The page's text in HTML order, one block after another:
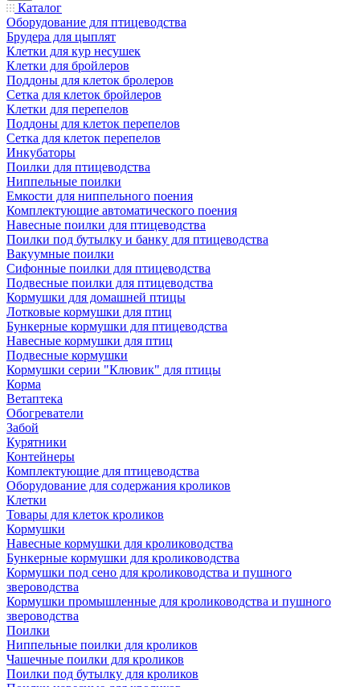
Каталог
Оборудование для птицеводства
Брудера для цыплят
Клетки для кур несушек
Клетки для бройлеров
Поддоны для клеток бролеров
Сетка для клеток бройлеров
Клетки для перепелов
Поддоны для клеток перепелов
Сетка для клеток перепелов
Инкубаторы
Поилки для птицеводства
Ниппельные поилки
Емкости для ниппельного поения
Комплектующие автоматического поения
Навесные поилки для птицеводства
Поилки под бутылку и банку для птицеводства
Вакуумные поилки
Сифонные поилки для птицеводства
Подвесные поилки для птицеводства
Кормушки для домашней птицы
Лотковые кормушки для птиц
Бункерные кормушки для птицеводства
Навесные кормушки для птиц
Подвесные кормушки
Кормушки серии "Клювик" для птицы
Корма
Ветаптека
Обогреватели
Забой
Курятники
Контейнеры
Комплектующие для птицеводства
Оборудование для содержания кроликов
Клетки
Товары для клеток кроликов
Кормушки
Навесные кормушки для кролиководства
Бункерные кормушки для кролиководства
Кормушки под сено для кролиководства и пушного
звероводства
Кормушки промышленные для кролиководства и пушного
звероводства
Поилки
Ниппельные поилки для кроликов
Чашечные поилки для кроликов
Поилки под бутылку для кроликов